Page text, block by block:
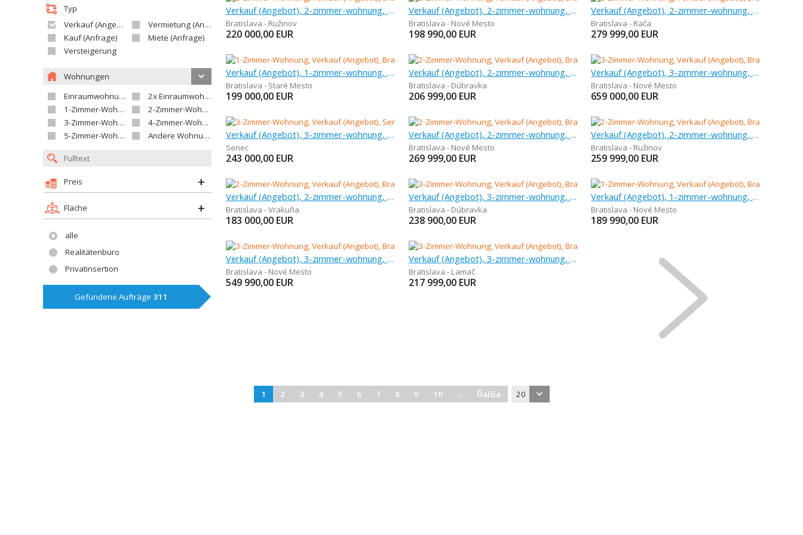
Typ
Verkauf (Angebot)
Vermietung (Angebot)
Kauf (Anfrage)
Miete (Anfrage)
Versteigerung
Wohnungen
Einraumwohnung
2x Einraumwohnung
1-Zimmer-Wohnung
2-Zimmer-Wohnung
3-Zimmer-Wohnung
4-Zimmer-Wohnung
5-Zimmer-Wohnung und größer
Andere Wohnung
Preis
Fläche
alle
Realitätenbüro
Privatinsertion
Gefundene Aufträge 311
Verkauf (Angebot), 2-zimmer-wohnung, 55 m
Bratislava - Ružinov
220 000,00 EUR
Verkauf (Angebot), 2-zimmer-wohnung, 53 m
Bratislava - Nové Mesto
198 990,00 EUR
Verkauf (Angebot), 2-zimmer-wohnung, 55 m
Bratislava - Rača
279 999,00 EUR
Verkauf (Angebot), 1-zimmer-wohnung, 48 m
Bratislava - Staré Mesto
199 000,00 EUR
Verkauf (Angebot), 2-zimmer-wohnung, 46 m
Bratislava - Dúbravka
206 999,00 EUR
Verkauf (Angebot), 3-zimmer-wohnung, 83 m
Bratislava - Nové Mesto
659 000,00 EUR
Verkauf (Angebot), 3-zimmer-wohnung, 70 m
Senec
243 000,00 EUR
Verkauf (Angebot), 2-zimmer-wohnung, 58 m
Bratislava - Nové Mesto
269 999,00 EUR
Verkauf (Angebot), 2-zimmer-wohnung, 54,2 m
Bratislava - Ružinov
259 999,00 EUR
Verkauf (Angebot), 2-zimmer-wohnung, 47,5 m
Bratislava - Vrakuňa
183 000,00 EUR
Verkauf (Angebot), 3-zimmer-wohnung, 66 m
Bratislava - Dúbravka
238 900,00 EUR
Verkauf (Angebot), 1-zimmer-wohnung, 28,1 m
Bratislava - Nové Mesto
189 990,00 EUR
Verkauf (Angebot), 3-zimmer-wohnung, 91,11 m
Bratislava - Nové Mesto
549 990,00 EUR
Verkauf (Angebot), 3-zimmer-wohnung, 67 m
Bratislava - Lamač
217 999,00 EUR
1 2 3 4 5 6 7 8 9 10 ... Ďalšia 20